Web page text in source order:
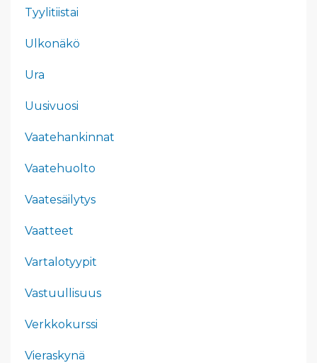
Tyylitiistai
Ulkonäkö
Ura
Uusivuosi
Vaatehankinnat
Vaatehuolto
Vaatesäilytys
Vaatteet
Vartalotyypit
Vastuullisuus
Verkkokurssi
Vieraskynä